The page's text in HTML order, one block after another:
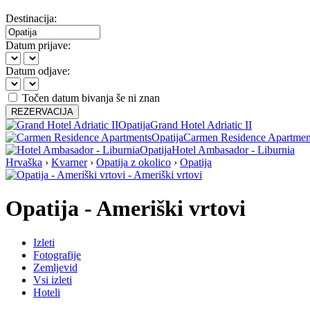
Destinacija:
Datum prijave:
Datum odjave:
Točen datum bivanja še ni znan
REZERVACIJA
OpatijaGrand Hotel Adriatic II
OpatijaCarmen Residence
OpatijaHotel Ambasador - Liburnia
Hrvaška › Kvarner › Opatija z okolico › Opatija
Opatija - Ameriški vrtovi
Izleti
Fotografije
Zemljevid
Vsi izleti
Hoteli